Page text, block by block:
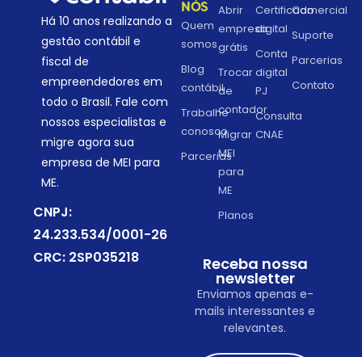
Há 10 anos realizando a
gestão contábil e
fiscal de
empreendedores em
todo o Brasil. Fale com
nossos especialistas e
migre agora sua
empresa de MEI para
ME.
CNPJ:
24.233.534/0001-26
CRC: 2SP035218
NÓS
Quem
somos
Blog
contábil
Trabalhe
conosco
Parcerias
Abrir
empresa
grátis
Trocar
de
contador
Migrar
MEI
para
ME
Planos
Certificado
digital
Conta
digital
PJ
Consulta
CNAE
Comercial
Suporte
Parcerias
Contato
Receba nossa
newsletter
Enviamos apenas e-
mails interessantes e
relevantes.